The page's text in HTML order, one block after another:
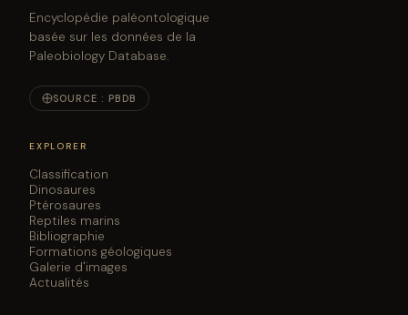
Encyclopédie paléontologique
basée sur les données de la
Paleobiology Database.
SOURCE : PBDB
EXPLORER
Classification
Dinosaures
Ptérosaures
Reptiles marins
Bibliographie
Formations géologiques
Galerie d'images
Actualités